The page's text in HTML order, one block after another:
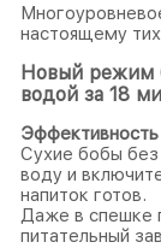
настоящему
Новый режим
водой за 18
Сухие бобы без
воду и
напиток готов.
Даже в спешке
питательный